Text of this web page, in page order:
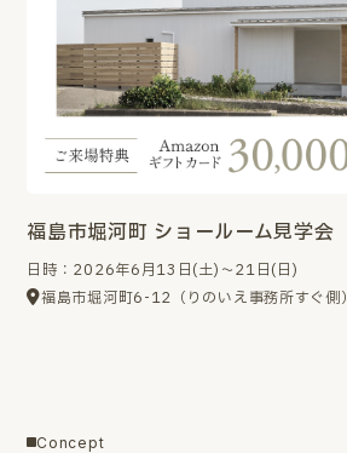
福島市堀河町 ショールーム見学会
日時：2026年6月13日(土)～21日(日)
福島市堀河町6-12（りのいえ事務所すぐ側）
Concept